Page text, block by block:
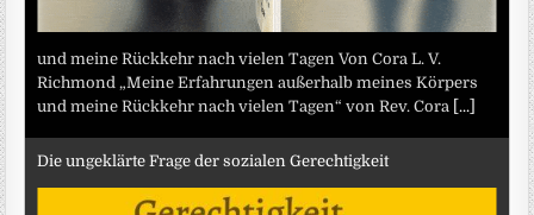
und meine Rückkehr nach vielen Tagen Von Cora L. V.
Richmond „Meine Erfahrungen außerhalb meines Körpers
und meine Rückkehr nach vielen Tagen“ von Rev. Cora [...]
Die ungeklärte Frage der sozialen Gerechtigkeit